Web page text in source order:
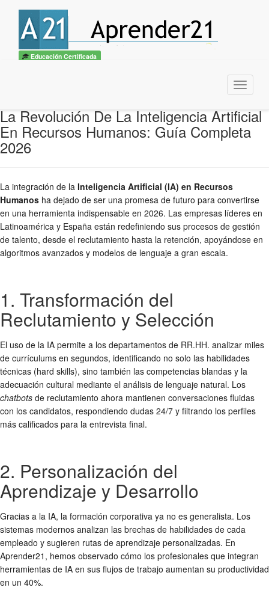
Educación Certificada
Menu
La Revolución De La Inteligencia Artificial
En Recursos Humanos: Guía Completa
2026
La integración de la Inteligencia Artificial (IA) en Recursos
Humanos ha dejado de ser una promesa de futuro para convertirse
en una herramienta indispensable en 2026. Las empresas líderes en
Latinoamérica y España están redefiniendo sus procesos de gestión
de talento, desde el reclutamiento hasta la retención, apoyándose en
algoritmos avanzados y modelos de lenguaje a gran escala.
1. Transformación del
Reclutamiento y Selección
El uso de la IA permite a los departamentos de RR.HH. analizar miles
de currículums en segundos, identificando no solo las habilidades
técnicas (hard skills), sino también las competencias blandas y la
adecuación cultural mediante el análisis de lenguaje natural. Los
chatbots de reclutamiento ahora mantienen conversaciones fluidas
con los candidatos, respondiendo dudas 24/7 y filtrando los perfiles
más calificados para la entrevista final.
2. Personalización del
Aprendizaje y Desarrollo
Gracias a la IA, la formación corporativa ya no es generalista. Los
sistemas modernos analizan las brechas de habilidades de cada
empleado y sugieren rutas de aprendizaje personalizadas. En
Aprender21, hemos observado cómo los profesionales que integran
herramientas de IA en sus flujos de trabajo aumentan su productividad
en un 40%.